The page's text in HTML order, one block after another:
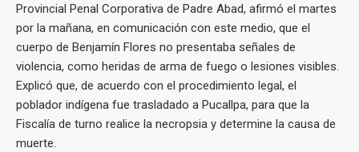
Provincial Penal Corporativa de Padre Abad, afirmó el martes
por la mañana, en comunicación con este medio, que el
cuerpo de Benjamín Flores no presentaba señales de
violencia, como heridas de arma de fuego o lesiones visibles.
Explicó que, de acuerdo con el procedimiento legal, el
poblador indígena fue trasladado a Pucallpa, para que la
Fiscalía de turno realice la necropsia y determine la causa de
muerte.